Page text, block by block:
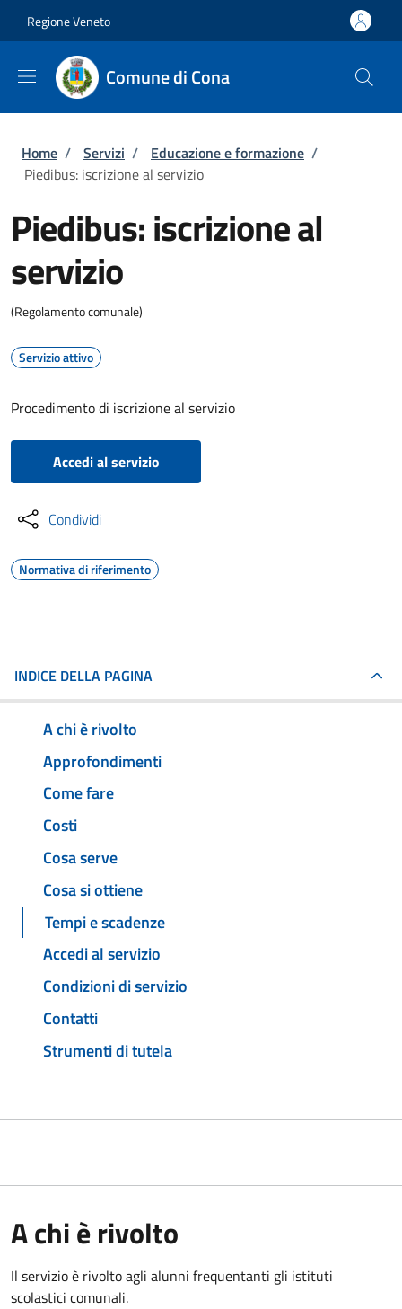
Regione Veneto
Comune di Cona
Briciole di pane
Home / Servizi / Educazione e formazione /
Piedibus: iscrizione al servizio
Piedibus: iscrizione al
servizio
(Regolamento comunale)
Servizio attivo
Procedimento di iscrizione al servizio
Accedi al servizio
Condividi
Normativa di riferimento
INDICE DELLA PAGINA
A chi è rivolto
Approfondimenti
Come fare
Costi
Cosa serve
Cosa si ottiene
Tempi e scadenze
Accedi al servizio
Condizioni di servizio
Contatti
Strumenti di tutela
A chi è rivolto
Il servizio è rivolto agli alunni frequentanti gli istituti
scolastici comunali.